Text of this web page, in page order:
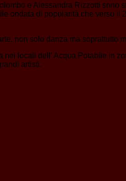
e Alessandra Rizzotti sono
ondata di popolarità che verso il
non solo danza ma soprattutto
locali dell’ Acqua Potabile in
artisti.